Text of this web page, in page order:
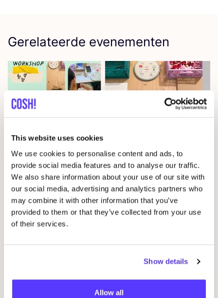
This website uses cookies
We use cookies to personalise content and ads, to
provide social media features and to analyse our traffic.
We also share information about your use of our site with
our social media, advertising and analytics partners who
may combine it with other information that you’ve
provided to them or that they’ve collected from your use
of their services.
Show details
Allow all
Gerelateerde evenementen
14 AUG
WorkshopREDje kleren: borduren met
STUDIO STEEK enREST
Pieter Reypenslei 4-6 2640 Mortsel België
REST
Workshop
Previous